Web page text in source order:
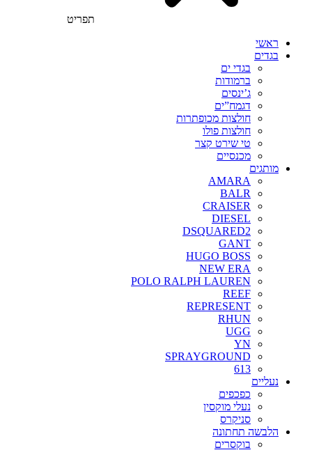
תפריט
ראשי
בגדים
בגדי ים
ברמודות
ג’ינסים
דגמח”ים
חולצות מכופתרות
חולצות פולו
טי שירט קצר
מכנסיים
מותגים
AMARA
BALR
CRAISER
DIESEL
DSQUARED2
GANT
HUGO BOSS
NEW ERA
POLO RALPH LAUREN
REEF
REPRESENT
RHUN
UGG
YN
SPRAYGROUND
613
נעליים
כפכפים
נעלי מוקסין
סניקרס
הלבשה תחתונה
בוקסרים